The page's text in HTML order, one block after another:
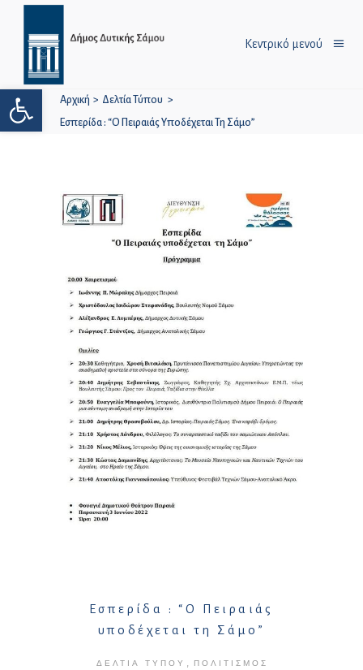
Ανοίξτε τη γραμμή εργαλείων
Κεντρικό μενού
Αρχική > Δελτία Τύπου >
Εσπερίδα : “Ο Πειραιάς Υποδέχεται Τη Σάμο”
Εσπερίδα : “Ο Πειραιάς
υποδέχεται τη Σάμο”
ΔΕΛΤΊΑ ΤΎΠΟΥ , ΠΟΛΙΤΙΣΜΌΣ